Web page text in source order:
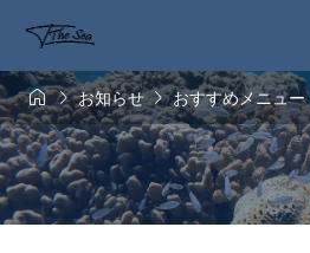
お知らせおすすめメニュー